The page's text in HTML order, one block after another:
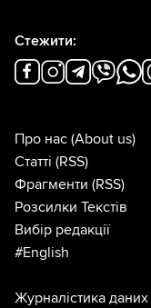
Стежити:
Про нас (About us)
Статті (RSS)
Фрагменти (RSS)
Розсилки Текстів
Вибір редакції
#English
Журналістика даних